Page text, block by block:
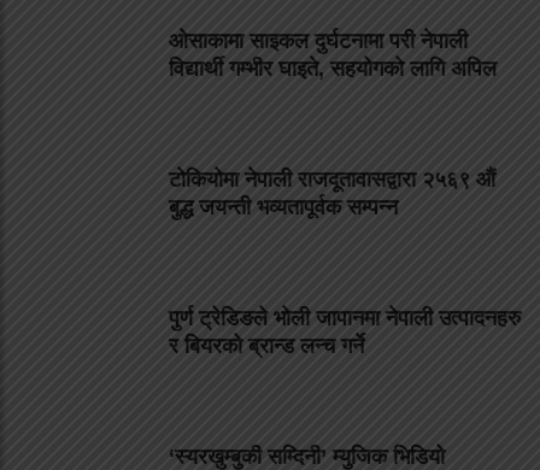
ओसाकामा साइकल दुर्घटनामा परी नेपाली
विद्यार्थी गम्भीर घाइते, सहयोगको लागि अपिल
टोकियोमा नेपाली राजदूतावासद्वारा २५६९ औं
बुद्ध जयन्ती भव्यतापूर्वक सम्पन्न
पुर्ण ट्रेडिङले भोली जापानमा नेपाली उत्पादनहरु
र बियरको ब्रान्ड लन्च गर्ने
‘स्यरखुम्बुकी सम्दिनी’ म्युजिक भिडियो